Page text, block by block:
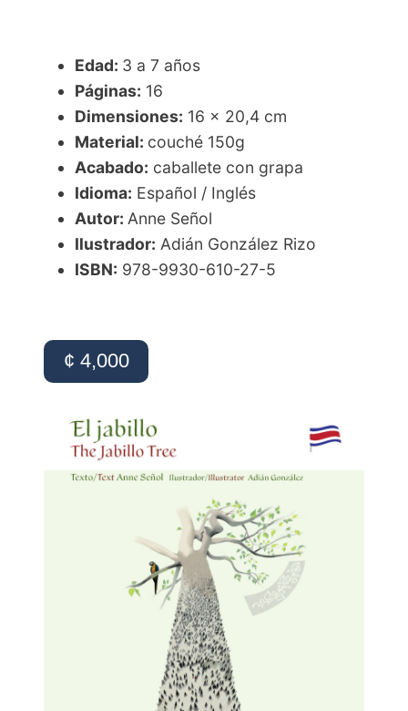
Edad: 3 a 7 años
Páginas: 16
Dimensiones: 16 x 20,4 cm
Material: couché 150g
Acabado: caballete con grapa
Idioma: Español / Inglés
Autor: Anne Señol
Ilustrador: Adián González Rizo
ISBN: 978-9930-610-27-5
¢ 4,000